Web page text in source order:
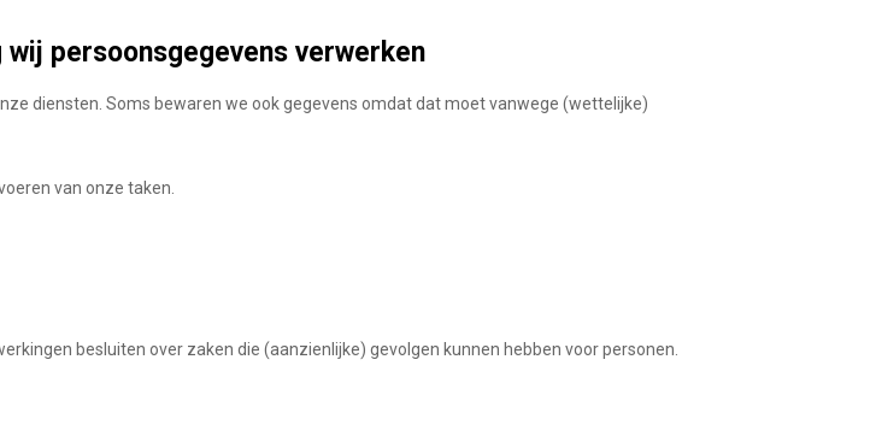
persoonsgegevens verwerken
diensten. Soms bewaren we ook gegevens omdat dat moet vanwege (wettelijke)
van onze taken.
besluiten over zaken die (aanzienlijke) gevolgen kunnen hebben voor personen.